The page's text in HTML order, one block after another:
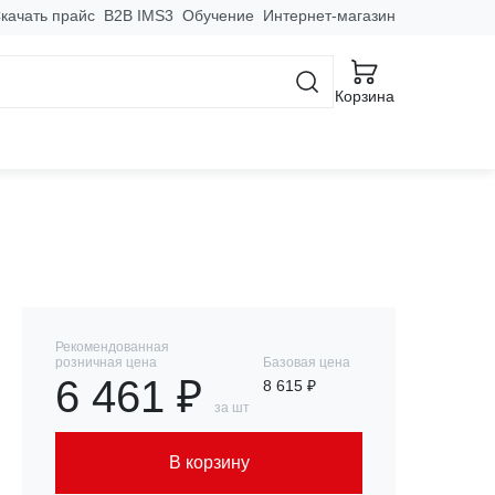
прайс B2B IMS3 Обучение Интернет-магазин
Корзина
300 мм EKF
Рекомендованная
розничная цена
6 461 ₽ за шт
Базовая цена
8 615 ₽
В корзину